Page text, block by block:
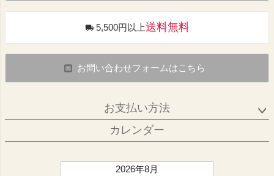
5,500円以上送料無料
お問い合わせフォームはこちら
お支払い方法
カレンダー
2026年8月